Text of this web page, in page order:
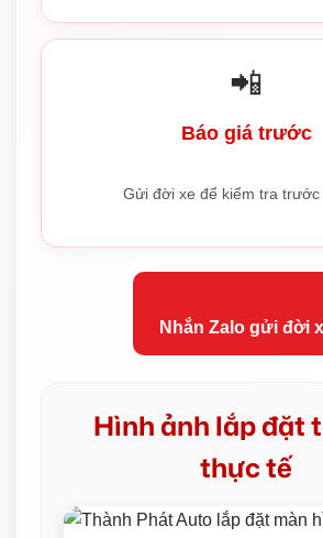
📲
Báo giá trước
Gửi đời xe để kiểm tra trước
Nhắn Zalo gửi đời
Hình ảnh lắp đặt
thực tế